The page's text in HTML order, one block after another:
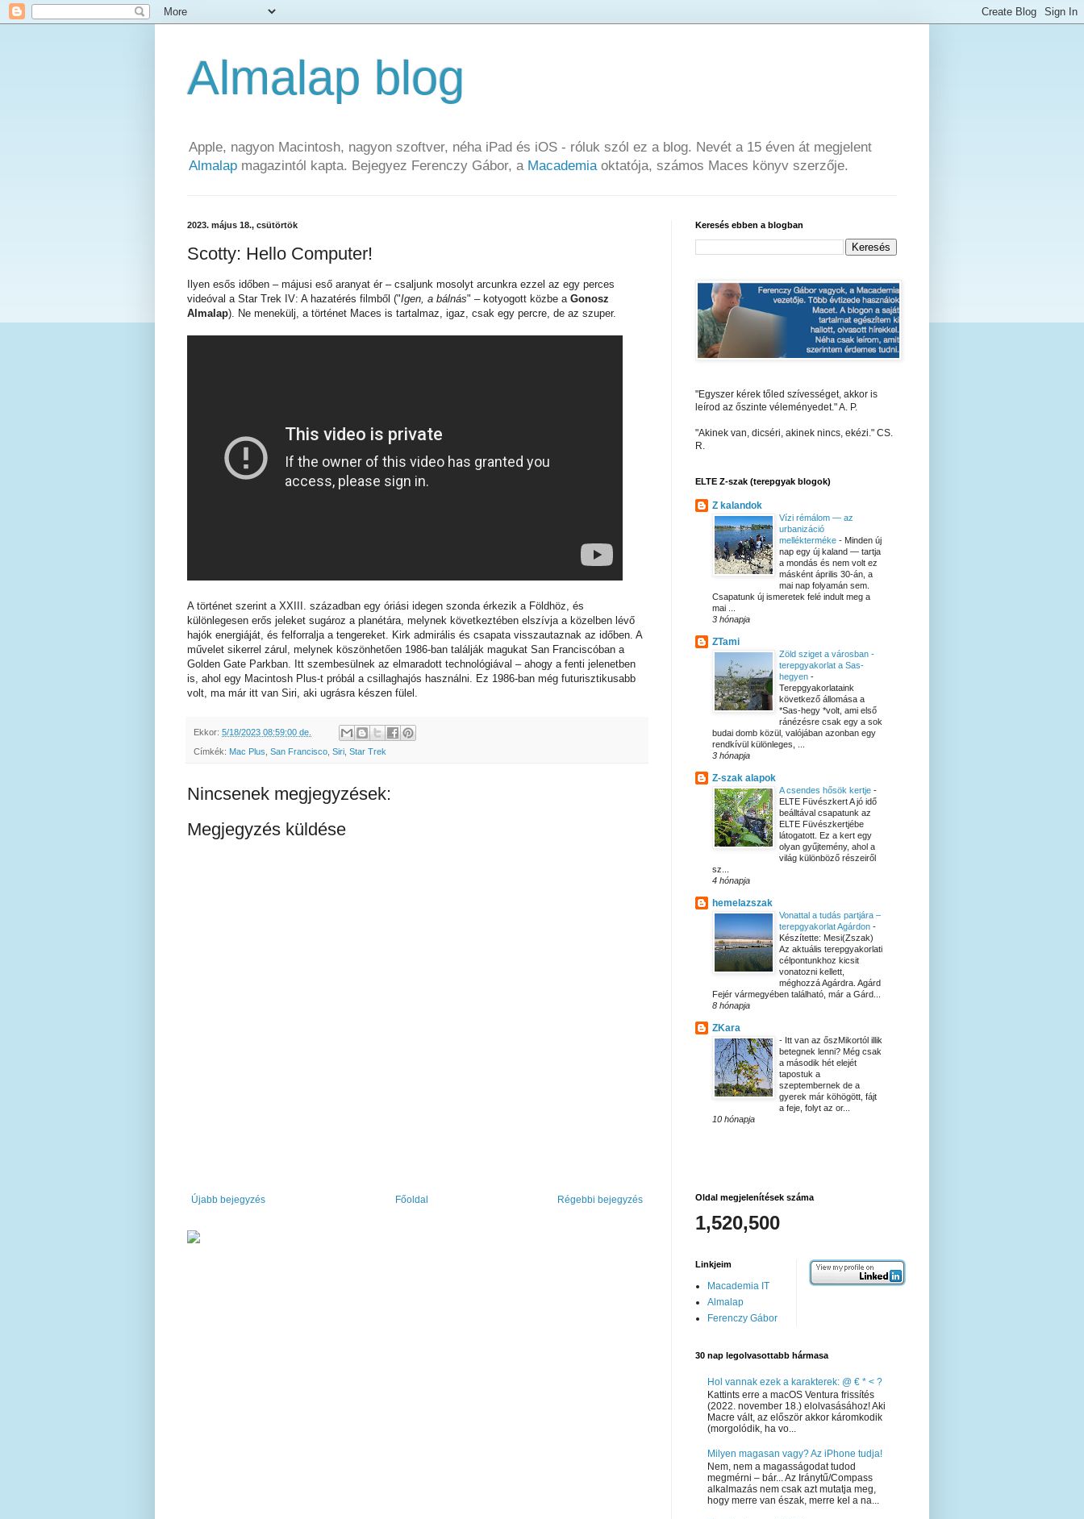
Almalap blog
Apple, nagyon Macintosh, nagyon szoftver, néha iPad és iOS - róluk szól ez a blog. Nevét a 15 éven át megjelent
Almalap magazintól kapta. Bejegyez Ferenczy Gábor, a Macademiaoktatója, számos Maces könyv szerzője.
2023. május 18., csütörtök
Scotty: Hello Computer!
Ilyen esős időben – májusi eső aranyat ér – csaljunk mosolyt arcunkra ezzel az egy perces
videóval a Star Trek IV: A hazatérés filmből ("Igen, a bálnás" – kotyogott közbe a Gonosz
Almalap). Ne menekülj, a történet Maces is tartalmaz, igaz, csak egy percre, de az szuper.
A történet szerint a XXIII. században egy óriási idegen szonda érkezik a Földhöz, és
különlegesen erős jeleket sugároz a planétára, melynek következtében elszívja a közelben lévő
hajók energiáját, és felforralja a tengereket. Kirk admirális és csapata visszautaznak az időben. A
művelet sikerrel zárul, melynek köszönhetően 1986-ban találják magukat San Franciscóban a
Golden Gate Parkban. Itt szembesülnek az elmaradott technológiával – ahogy a fenti jelenetben
is, ahol egy Macintosh Plus-t próbál a csillaghajós használni. Ez 1986-ban még futurisztikusabb
volt, ma már itt van Siri, aki ugrásra készen fülel.
Ekkor: 5/18/2023 08:59:00 de.
Címkék: Mac Plus, San Francisco, Siri, Star Trek
Nincsenek megjegyzések:
Megjegyzés küldése
Újabb bejegyzés Régebbi bejegyzés
Főoldal
Keresés ebben a blogban
"Egyszer kérek tőled szívességet, akkor is
leírod az őszinte véleményedet." A. P.
"Akinek van, dicséri, akinek nincs, ekézi." CS.
R.
ELTE Z-szak (terepgyak blogok)
Z kalandok
Vízi rémálom — az
urbanizáció
mellékterméke - Minden új
nap egy új kaland — tartja
a mondás és nem volt ez
másként április 30-án, a
mai nap folyamán sem.
Csapatunk új ismeretek felé indult meg a
mai ...
3 hónapja
ZTami
Zöld sziget a városban -
terepgyakorlat a Sas-
hegyen -
Terepgyakorlataink
következő állomása a
*Sas-hegy *volt, ami első
ránézésre csak egy a sok
budai domb közül, valójában azonban egy
rendkívül különleges, ...
3 hónapja
Z-szak alapok
A csendes hősök kertje -
ELTE Füvészkert A jó idő
beálltával csapatunk az
ELTE Füvészkertjébe
látogatott. Ez a kert egy
olyan gyűjtemény, ahol a
világ különböző részeiről
sz...
4 hónapja
hemelazszak
Vonattal a tudás partjára –
terepgyakorlat Agárdon -
Készítette: Mesi(Zszak)
Az aktuális terepgyakorlati
célpontunkhoz kicsit
vonatozni kellett,
méghozzá Agárdra. Agárd
Fejér vármegyében található, már a Gárd...
8 hónapja
ZKara
- Itt van az őszMikortól illik
betegnek lenni? Még csak
a második hét elejét
tapostuk a
szeptembernek de a
gyerek már köhögött, fájt
a feje, folyt az or...
10 hónapja
Oldal megjelenítések száma
1,520,500
Linkjeim
Macademia IT
Almalap
Ferenczy Gábor
30 nap legolvasottabb hármasa
Hol vannak ezek a karakterek: @ € * < ?
Kattints erre a macOS Ventura frissítés
(2022. november 18.) elolvasásához! Aki
Macre vált, az először akkor káromkodik
(morgolódik, ha vo...
Milyen magasan vagy? Az iPhone tudja!
Nem, nem a magasságodat tudod
megmérni – bár... Az Iránytű/Compass
alkalmazás nem csak azt mutatja meg,
hogy merre van észak, merre kel a na...